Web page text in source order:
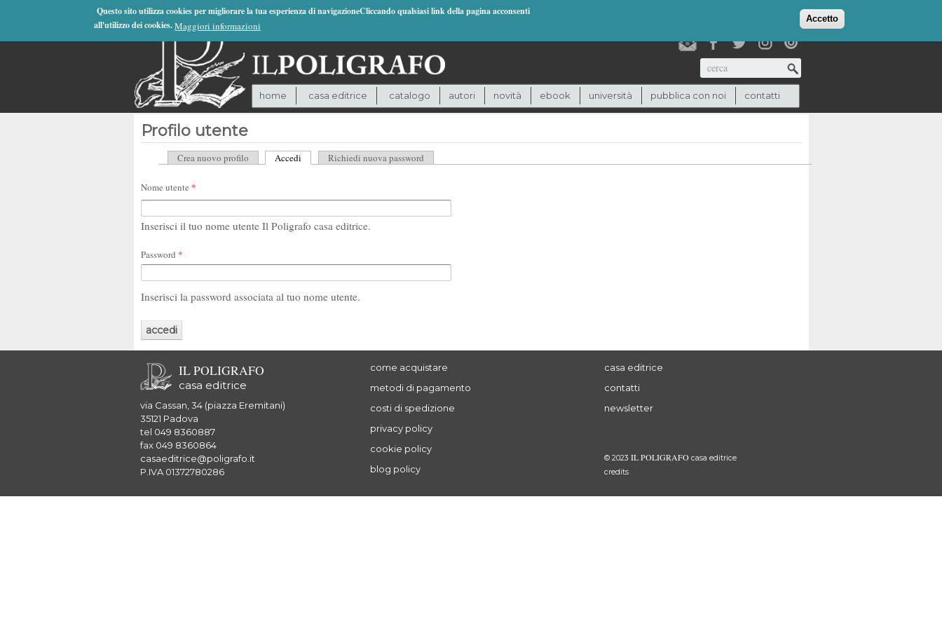
Questo sito utilizza cookies per migliorare la tua esperienza di navigazioneCliccando qualsiasi link della pagina acconsenti
all'utilizzo dei cookies. Maggiori informazioni
Accetto
(0)
Cerca
home casa editrice catalogo autori novità ebook università pubblica con noi contatti
Profilo utente
Schede primarie
Crea nuovo profilo Accedi (scheda attiva)
Richiedi nuova password
Nome utente *
Inserisci il tuo nome utente Il Poligrafo casa editrice.
Password *
Inserisci la password associata al tuo nome utente.
IL POLIGRAFO
casa editrice
via Cassan, 34 (piazza Eremitani)
35121 Padova
tel 049 8360887
fax 049 8360864
casaeditrice@poligrafo.it
P.IVA 01372780286
come acquistare
metodi di pagamento
costi di spedizione
privacy policy
cookie policy
blog policy
casa editrice
contatti
newsletter
© 2023 IL POLIGRAFO casa editrice
credits